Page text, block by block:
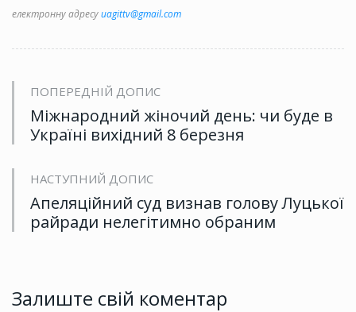
електронну адресуuagittv@gmail.com
ПОПЕРЕДНІЙ ДОПИС
Міжнародний жіночий день: чи буде в
Україні вихідний 8 березня
НАСТУПНИЙ ДОПИС
Апеляційний суд визнав голову Луцької
райради нелегітимно обраним
Залиште свій коментар